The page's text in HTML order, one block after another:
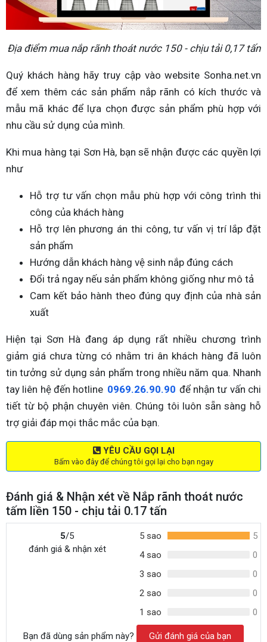
Địa điểm mua nắp rãnh thoát nước 150 - chịu tải 0,17 tấn
Quý khách hàng hãy truy cập vào website Sonha.net.vn
để xem thêm các sản phẩm nắp rãnh có kích thước và
mẫu mã khác để lựa chọn được sản phẩm phù hợp với
nhu cầu sử dụng của mình.
Khi mua hàng tại Sơn Hà, bạn sẽ nhận được các quyền lợi
như
Hỗ trợ tư vấn chọn mẫu phù hợp với công trình thi
công của khách hàng
Hỗ trợ lên phương án thi công, tư vấn vị trí lắp đặt
sản phẩm
Hướng dẫn khách hàng vệ sinh nắp đúng cách
Đổi trả ngay nếu sản phẩm không giống như mô tả
Cam kết bảo hành theo đúng quy định của nhà sản
xuất
Hiện tại Sơn Hà đang áp dụng rất nhiều chương trình
giảm giá chưa từng có nhằm tri ân khách hàng đã luôn
tin tưởng sử dụng sản phẩm trong nhiều năm qua. Nhanh
tay liên hệ đến hotline 0969.26.90.90 để nhận tư vấn chi
tiết từ bộ phận chuyên viên. Chúng tôi luôn sẵn sàng hỗ
trợ giải đáp mọi thắc mắc của bạn.
YÊU CẦU GỌI LẠI
Bấm vào đây để chúng tôi gọi lại cho bạn ngay
Đánh giá & Nhận xét về Nắp rãnh thoát nước
tấm liền 150 - chịu tải 0.17 tấn
5/5
đánh giá & nhận xét
5 sao
5
4 sao
0
3 sao
0
2 sao
0
1 sao
0
Bạn đã dùng sản phẩm này? Gửi đánh giá của bạn